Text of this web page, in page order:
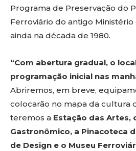
Programa de Preservação do
Ferroviário do antigo
ainda na década de 1980.
“Com abertura gradual, o
programação inicial nas
Abriremos, em breve,
colocarão no mapa da cultura
teremos a Estação das Artes,
Gastronômico, a Pinacoteca
de Design e o Museu